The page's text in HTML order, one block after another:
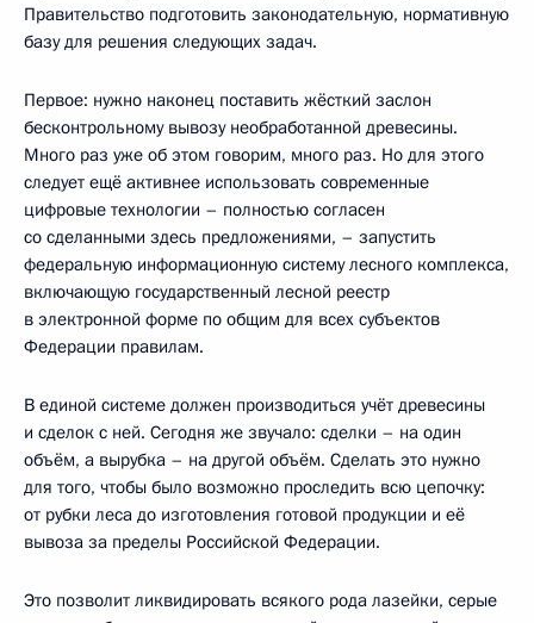
Правительство подготовить законодательную, нормативную
базу для решения следующих задач.
Первое: нужно наконец поставить жёсткий заслон
бесконтрольному вывозу необработанной древесины.
Много раз уже об этом говорим, много раз. Но для этого
следует ещё активнее использовать современные
цифровые технологии – полностью согласен
со сделанными здесь предложениями, – запустить
федеральную информационную систему лесного комплекса,
включающую государственный лесной реестр
в электронной форме по общим для всех субъектов
Федерации правилам.
В единой системе должен производиться учёт древесины
и сделок с ней. Сегодня же звучало: сделки – на один
объём, а вырубка – на другой объём. Сделать это нужно
для того, чтобы было возможно проследить всю цепочку:
от рубки леса до изготовления готовой продукции и её
вывоза за пределы Российской Федерации.
Это позволит ликвидировать всякого рода лазейки, серые